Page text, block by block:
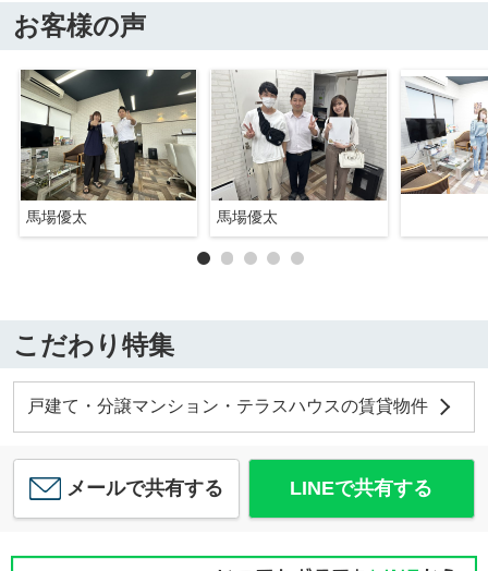
お客様の声
馬場優太 馬場優太
こだわり特集
戸建て・分譲マンション・テラスハウスの賃貸物件
メールで共有する LINEで共有する